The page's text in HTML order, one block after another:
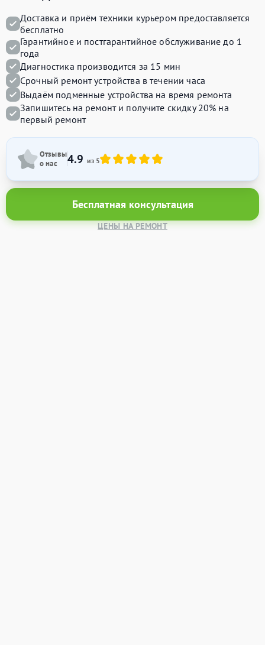
Доставка и приём техники курьером предоставляется
бесплатно
Гарантийное и постгарантийное обслуживание до 1
года
Диагностика производится за 15 мин
Срочный ремонт устройства в течении часа
Выдаём подменные устройства на время ремонта
Запишитесь на ремонт и получите скидку 20% на
первый ремонт
Отзывы
о нас
4.9 из 5
Бесплатная консультация
ЦЕНЫ НА РЕМОНТ